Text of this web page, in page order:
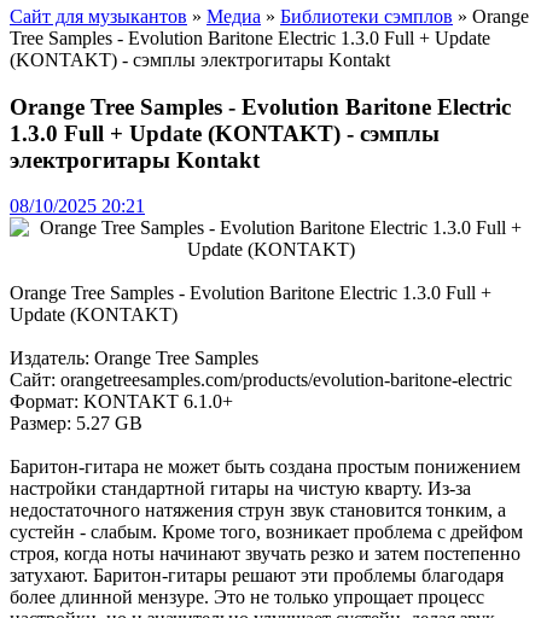
Сайт для музыкантов » Медиа » Библиотеки сэмплов » Orange
Tree Samples - Evolution Baritone Electric 1.3.0 Full + Update
(KONTAKT) - сэмплы электрогитары Kontakt
Orange Tree Samples - Evolution Baritone Electric
1.3.0 Full + Update (KONTAKT) - сэмплы
электрогитары Kontakt
08/10/2025 20:21
Orange Tree Samples - Evolution Baritone Electric 1.3.0 Full +
Update (KONTAKT)
Издатель: Orange Tree Samples
Сайт: orangetreesamples.com/products/evolution-baritone-electric
Формат: KONTAKT 6.1.0+
Размер: 5.27 GB
Баритон-гитара не может быть создана простым понижением
настройки стандартной гитары на чистую кварту. Из-за
недостаточного натяжения струн звук становится тонким, а
сустейн - слабым. Кроме того, возникает проблема с дрейфом
строя, когда ноты начинают звучать резко и затем постепенно
затухают. Баритон-гитары решают эти проблемы благодаря
более длинной мензуре. Это не только упрощает процесс